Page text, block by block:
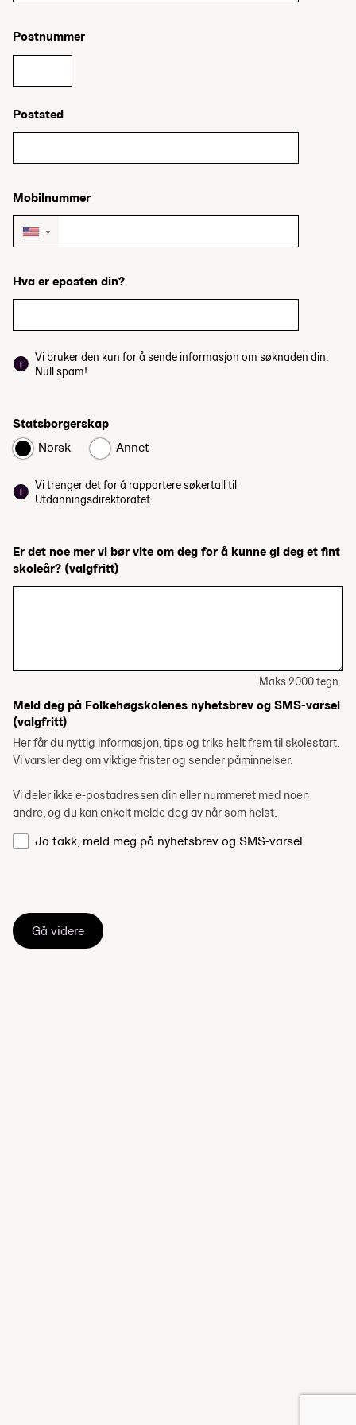
Postnummer
Poststed
Mobilnummer
▼
Hva er eposten din?
Vi bruker den kun for å sende informasjon om søknaden din.
Null spam!
Statsborgerskap
Norsk
Annet
Vi trenger det for å rapportere søkertall til
Utdanningsdirektoratet.
Er det noe mer vi bør vite om deg for å kunne gi deg et fint
skoleår? (valgfritt)
Maks 2000 tegn
Meld deg på Folkehøgskolenes nyhetsbrev og SMS-varsel
(valgfritt)
Her får du nyttig informasjon, tips og triks helt frem til skolestart.
Vi varsler deg om viktige frister og sender påminnelser.
Vi deler ikke e-postadressen din eller nummeret med noen
andre, og du kan enkelt melde deg av når som helst.
Ja takk, meld meg på nyhetsbrev og SMS-varsel
Gå videre